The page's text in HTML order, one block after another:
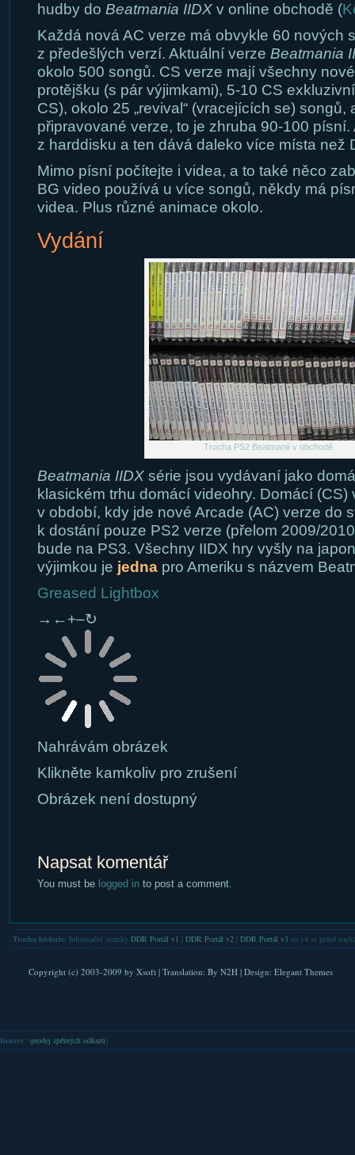
hudby do Beatmania IIDXv online obchodě (
Každá nová AC verze má obvykle 60 nových
z předešlých verzí. Aktuální verze Beatmania
okolo 500 songů. CS verze mají všechny
protějšku (s pár výjimkami), 5-10 CS
CS), okolo 25 „revival“ (vracejících se)
připravované verze, to je zhruba 90-100 písní.
z harddisku a ten dává daleko více místa než
Mimo písní počítejte i videa, a to také něco
BG video používá u více songů, někdy má
videa. Plus různé animace okolo.
Vydání
Trocha PS2 Beatmanií v obchodě
Beatmania IIDXsérie jsou vydávaní jako
klasickém trhu domácí videohry. Domácí (CS)
v období, kdy jde nové Arcade (AC) verze do
k dostání pouze PS2 verze (přelom 2009/
bude na PS3. Všechny IIDX hry vyšly na
výjimkou je jednapro Ameriku s názvem
Greased Lightbox
→ ← +–↻
Nahrávám obrázek
Klikněte kamkoliv pro zrušení
Obrázek není dostupný
Napsat komentář
You must be logged into post a comment.
Trocha historie: Informační stránky DDR Portál v1 DDR Portál v2| DDR Portál v3na v4 se právě
Copyright (c) 2003-2009 by Xsoft| Translation: By N2H| Design: Elegant Themes
Inzerce: (prodej zpětných odkazů )